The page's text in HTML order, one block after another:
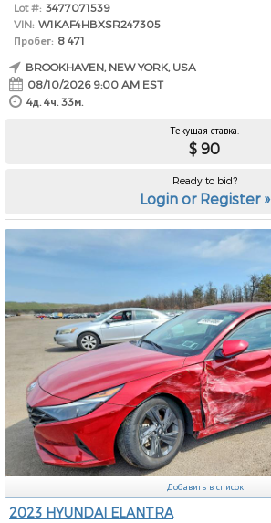
Lot #: 3477071539
VIN: W1KAF4HBXSR247305
Пробег: 8 471
BROOKHAVEN, NEW YORK, USA
08/10/2026 9:00 AM EST
4д. 4ч. 33м.
Текущая ставка:
$ 90
Ready to bid?
Login or Register »
Добавить в список
2023 HYUNDAI ELANTRA